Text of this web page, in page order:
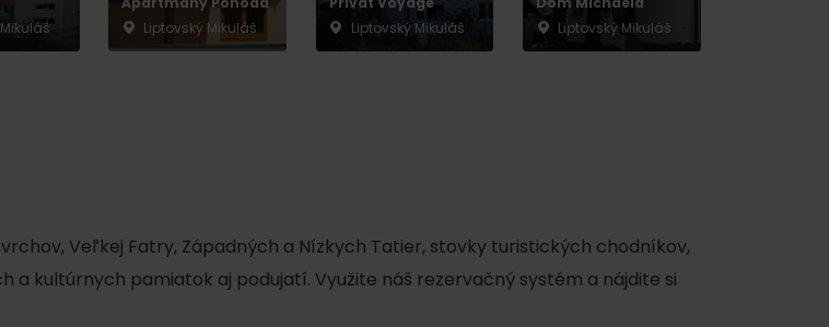
this source.
Liptovský Mikuláš
Liptovský Mikuláš
Liptovský Mikuláš
Veľkej Fatry, Západných a Nízkych Tatier, stovky turistických chodníkov,
a kultúrnych pamiatok aj podujatí. Využite náš rezervačný systém a nájdite si